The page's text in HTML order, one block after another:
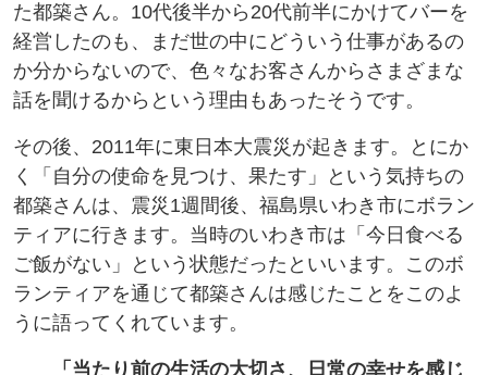
た都築さん。10代後半から20代前半にかけてバーを
経営したのも、まだ世の中にどういう仕事があるの
か分からないので、色々なお客さんからさまざまな
話を聞けるからという理由もあったそうです。
その後、2011年に東日本大震災が起きます。とにか
く「自分の使命を見つけ、果たす」という気持ちの
都築さんは、震災1週間後、福島県いわき市にボラン
ティアに行きます。当時のいわき市は「今日食べる
ご飯がない」という状態だったといいます。このボ
ランティアを通じて都築さんは感じたことをこのよ
うに語ってくれています。
「当たり前の生活の大切さ、日常の幸せを感じ